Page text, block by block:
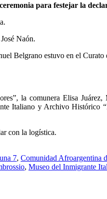
para festejar la
Naón.
Belgrano estuvo en el Curato
la comunera Elisa Juárez,
Italiano y Archivo Histórico
con la logística.
7, Comunidad Afroargentina
, Museo del Inmigrante